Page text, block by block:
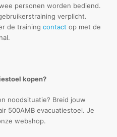
personen worden bediend.
verplicht.
de trainingcontact op met de
kopen?
noodsituatie? Breid jouw
500AMB evacuatiestoel. Je
webshop.